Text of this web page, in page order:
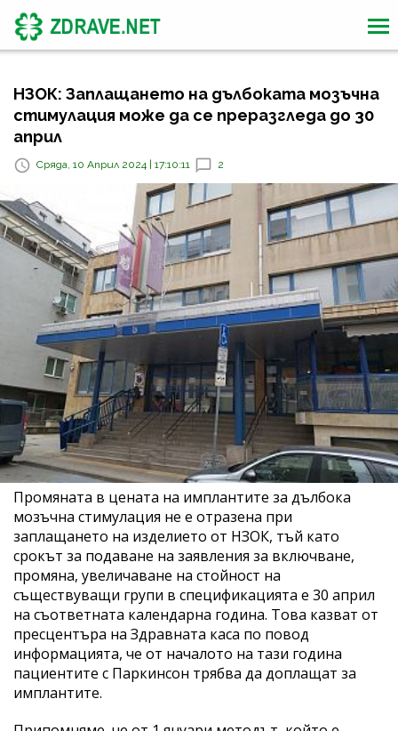
НЗОК: Заплащането на дълбоката мозъчна
стимулация може да се преразгледа до 30
април
Сряда, 10 Април 2024 | 17:10:11 2
Промяната в цената на имплантите за дълбока
мозъчна стимулация не е отразена при
заплащането на изделието от НЗОК, тъй като
срокът за подаване на заявления за включване,
промяна, увеличаване на стойност на
съществуващи групи в спецификацията е 30 април
на съответната календарна година. Това казват от
пресцентъра на Здравната каса по повод
информацията, че от началото на тази година
пациентите с Паркинсон трябва да доплащат за
имплантите.